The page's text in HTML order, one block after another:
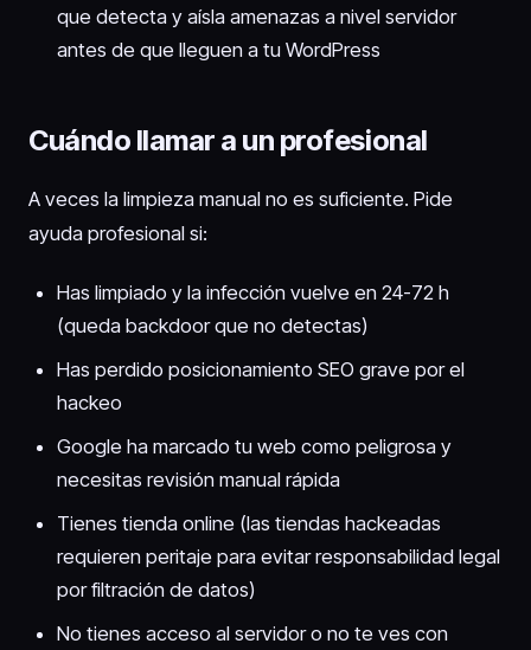
que detecta y aísla amenazas a nivel servidor
antes de que lleguen a tu WordPress
Cuándo llamar a un profesional
A veces la limpieza manual no es suficiente. Pide
ayuda profesional si:
Has limpiado y la infección vuelve en 24-72 h
(queda backdoor que no detectas)
Has perdido posicionamiento SEO grave por el
hackeo
Google ha marcado tu web como peligrosa y
necesitas revisión manual rápida
Tienes tienda online (las tiendas hackeadas
requieren peritaje para evitar responsabilidad legal
por filtración de datos)
No tienes acceso al servidor o no te ves con